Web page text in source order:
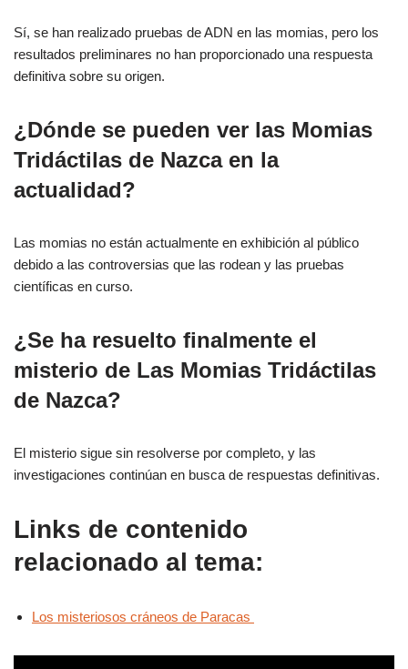
Sí, se han realizado pruebas de ADN en las momias, pero los
resultados preliminares no han proporcionado una respuesta
definitiva sobre su origen.
¿Dónde se pueden ver las Momias
Tridáctilas de Nazca en la
actualidad?
Las momias no están actualmente en exhibición al público
debido a las controversias que las rodean y las pruebas
científicas en curso.
¿Se ha resuelto finalmente el
misterio de Las Momias Tridáctilas
de Nazca?
El misterio sigue sin resolverse por completo, y las
investigaciones continúan en busca de respuestas definitivas.
Links de contenido
relacionado al tema:
Los misteriosos cráneos de Paracas